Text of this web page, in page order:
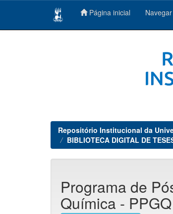
Página inicial Navegar
Repositório Institucional da
BIBLIOTECA DIGITAL DE
Programa de
Química - PPGQ